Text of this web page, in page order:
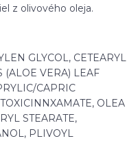
z olivového oleja.
GLYCOL, CETEARYL
(ALOE VERA) LEAF
CAPRIC
OLEA
STEARATE,
PLIVOYL